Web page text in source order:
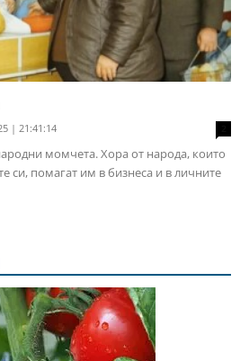
| 21:41:14
момчета. Хора от народа, които
си, помагат им в бизнеса и в личните